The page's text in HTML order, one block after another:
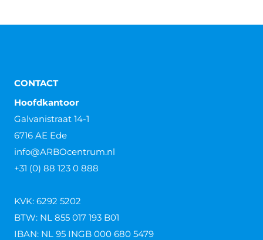
CONTACT
Hoofdkantoor
Galvanistraat 14-1
6716 AE Ede
info@ARBOcentrum.nl
+31 (0) 88 123 0 888
KVK: 6292 5202
BTW: NL 855 017 193 B01
IBAN: NL 95 INGB 000 680 5479